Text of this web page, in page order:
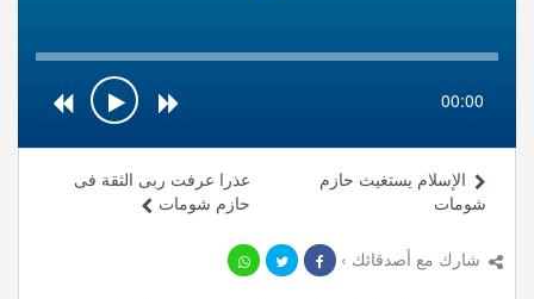
00:00
عذرا عرفت ربى الثقة فى
حازم شومات
الإسلام يستغيث حازم
شومات
شارك مع أصدقائك ›